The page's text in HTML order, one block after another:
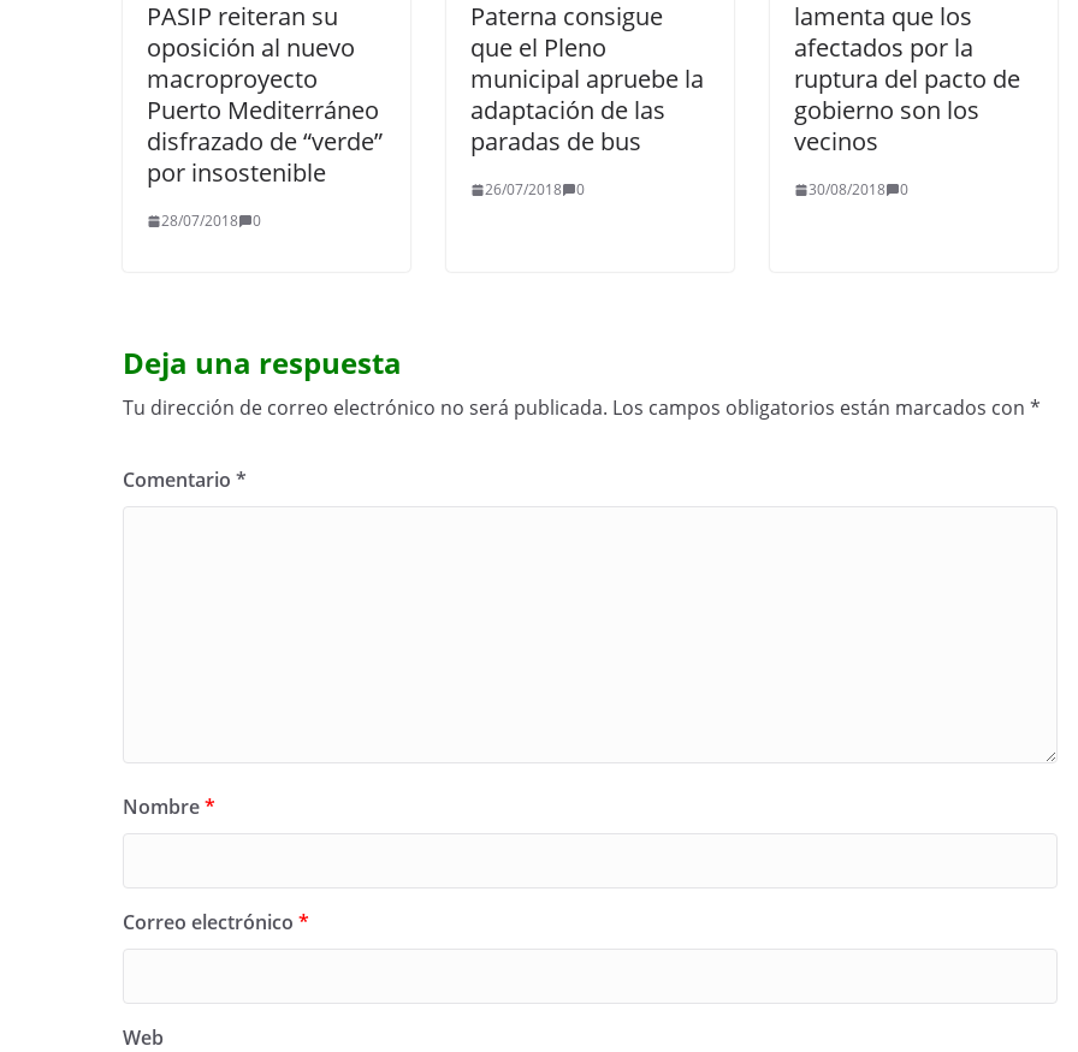
PASIP reiteran su
oposición al nuevo
macroproyecto
Puerto Mediterráneo
disfrazado de “verde”
por insostenible
28/07/2018 0
Paterna consigue
que el Pleno
municipal apruebe la
adaptación de las
paradas de bus
26/07/2018 0
lamenta que los
afectados por la
ruptura del pacto de
gobierno son los
vecinos
30/08/2018 0
Deja una respuesta
Tu dirección de correo electrónico no será publicada. Los campos obligatorios están marcados con *
Comentario *
Nombre*
Correo electrónico *
Web